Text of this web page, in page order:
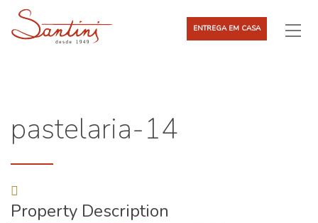
ENTREGA EM CASA
pastelaria-14
Property Description